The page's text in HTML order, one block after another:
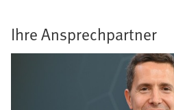
Ihre Ansprechpartner